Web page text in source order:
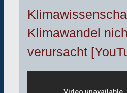
Klimawandel
verursacht